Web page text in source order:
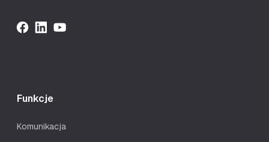
Funkcje
Komunikacja